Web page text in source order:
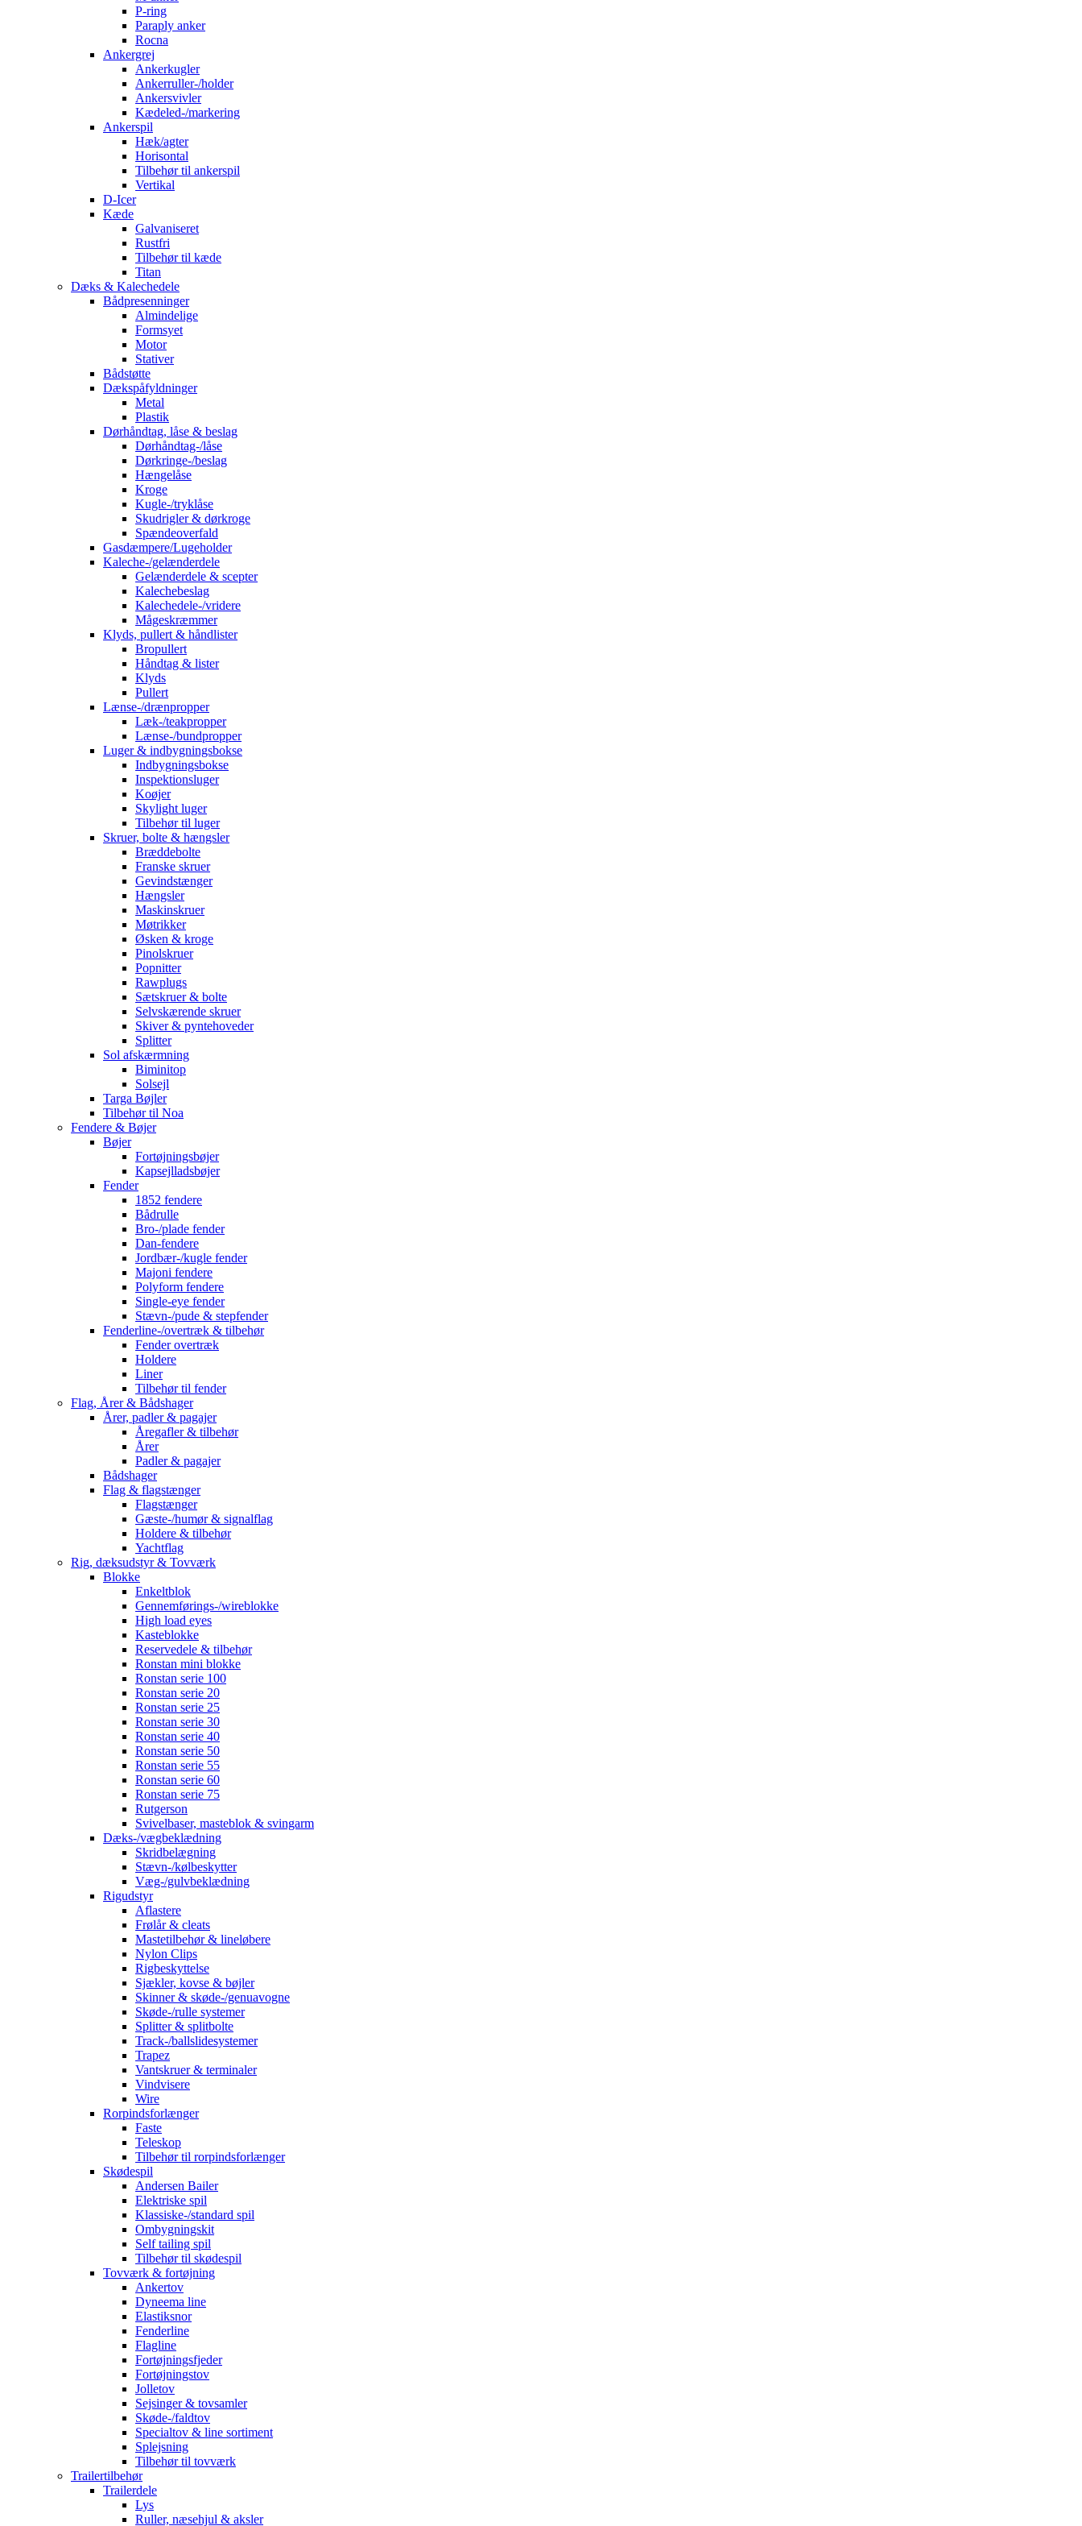
P-ring
Paraply anker
Rocna
Ankergrej
Ankerkugler
Ankerruller-/holder
Ankersvivler
Kædeled-/markering
Ankerspil
Hæk/agter
Horisontal
Tilbehør til ankerspil
Vertikal
D-Icer
Kæde
Galvaniseret
Rustfri
Tilbehør til kæde
Titan
Dæks & Kalechedele
Bådpresenninger
Almindelige
Formsyet
Motor
Stativer
Bådstøtte
Dækspåfyldninger
Metal
Plastik
Dørhåndtag, låse & beslag
Dørhåndtag-/låse
Dørkringe-/beslag
Hængelåse
Kroge
Kugle-/tryklåse
Skudrigler & dørkroge
Spændeoverfald
Gasdæmpere/Lugeholder
Kaleche-/gelænderdele
Gelænderdele & scepter
Kalechebeslag
Kalechedele-/vridere
Mågeskræmmer
Klyds, pullert & håndlister
Bropullert
Håndtag & lister
Klyds
Pullert
Lænse-/drænpropper
Læk-/teakpropper
Lænse-/bundpropper
Luger & indbygningsbokse
Indbygningsbokse
Inspektionsluger
Koøjer
Skylight luger
Tilbehør til luger
Skruer, bolte & hængsler
Bræddebolte
Franske skruer
Gevindstænger
Hængsler
Maskinskruer
Møtrikker
Øsken & kroge
Pinolskruer
Popnitter
Rawplugs
Sætskruer & bolte
Selvskærende skruer
Skiver & pyntehoveder
Splitter
Sol afskærmning
Biminitop
Solsejl
Targa Bøjler
Tilbehør til Noa
Fendere & Bøjer
Bøjer
Fortøjningsbøjer
Kapsejlladsbøjer
Fender
1852 fendere
Bådrulle
Bro-/plade fender
Dan-fendere
Jordbær-/kugle fender
Majoni fendere
Polyform fendere
Single-eye fender
Stævn-/pude & stepfender
Fenderline-/overtræk & tilbehør
Fender overtræk
Holdere
Liner
Tilbehør til fender
Flag, Årer & Bådshager
Årer, padler & pagajer
Åregafler & tilbehør
Årer
Padler & pagajer
Bådshager
Flag & flagstænger
Flagstænger
Gæste-/humør & signalflag
Holdere & tilbehør
Yachtflag
Rig, dæksudstyr & Tovværk
Blokke
Enkeltblok
Gennemførings-/wireblokke
High load eyes
Kasteblokke
Reservedele & tilbehør
Ronstan mini blokke
Ronstan serie 100
Ronstan serie 20
Ronstan serie 25
Ronstan serie 30
Ronstan serie 40
Ronstan serie 50
Ronstan serie 55
Ronstan serie 60
Ronstan serie 75
Rutgerson
Svivelbaser, masteblok & svingarm
Dæks-/vægbeklædning
Skridbelægning
Stævn-/kølbeskytter
Væg-/gulvbeklædning
Rigudstyr
Aflastere
Frølår & cleats
Mastetilbehør & lineløbere
Nylon Clips
Rigbeskyttelse
Sjækler, kovse & bøjler
Skinner & skøde-/genuavogne
Skøde-/rulle systemer
Splitter & splitbolte
Track-/ballslidesystemer
Trapez
Vantskruer & terminaler
Vindvisere
Wire
Rorpindsforlænger
Faste
Teleskop
Tilbehør til rorpindsforlænger
Skødespil
Andersen Bailer
Elektriske spil
Klassiske-/standard spil
Ombygningskit
Self tailing spil
Tilbehør til skødespil
Tovværk & fortøjning
Ankertov
Dyneema line
Elastiksnor
Fenderline
Flagline
Fortøjningsfjeder
Fortøjningstov
Jolletov
Sejsinger & tovsamler
Skøde-/faldtov
Specialtov & line sortiment
Splejsning
Tilbehør til tovværk
Trailertilbehør
Trailerdele
Lys
Ruller, næsehjul & aksler